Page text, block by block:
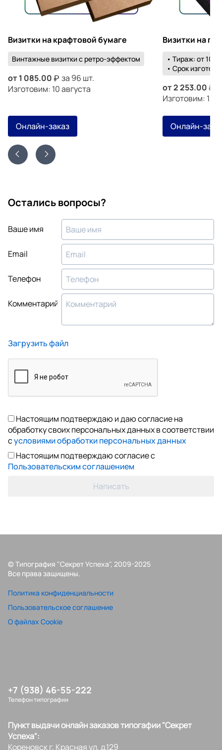
Визитки на крафтовой бумаге
Винтажные визитки с ретро-эффектом
от 1 085.00
за 96 шт.
Изготовим: 10 августа
Онлайн-заказ
Визитки на
• Тираж: от 100
• Срок
от2 253.00
Изготовим: 13
Онлайн-
Остались вопросы?
Ваше имя
Email
Телефон
Комментарий
Загрузить файл
Настоящим подтверждаю и даю согласие на
обработку своих персональных данных в соответствии
сусловиями обработки персональных данных
Настоящим подтверждаю согласие с
Пользовательским соглашением
Написать
© Типография "Секрет Успеха", 2009-2025
Все права защищены.
Политика конфиденциальности
Пользовательское соглашение
О файлах Cookie
+7 (938) 46-55-222
Телефон типографии
Пункт выдачи онлайн заказов типогафии "Секрет
Успеха":
Кореновск г, Красная ул, д.129